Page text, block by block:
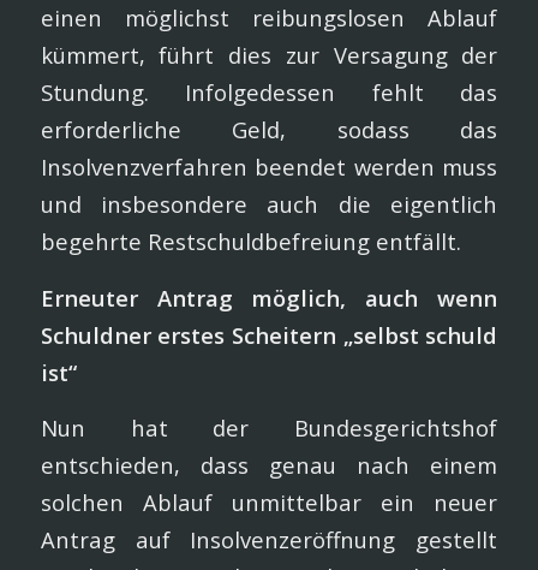
einen möglichst reibungslosen Ablauf
kümmert, führt dies zur Versagung der
Stundung. Infolgedessen fehlt das
erforderliche Geld, sodass das
Insolvenzverfahren beendet werden muss
und insbesondere auch die eigentlich
begehrte Restschuldbefreiung entfällt.
Erneuter Antrag möglich, auch wenn
Schuldner erstes Scheitern „selbst schuld
ist“
Nun hat der Bundesgerichtshof
entschieden, dass genau nach einem
solchen Ablauf unmittelbar ein neuer
Antrag auf Insolvenzeröffnung gestellt